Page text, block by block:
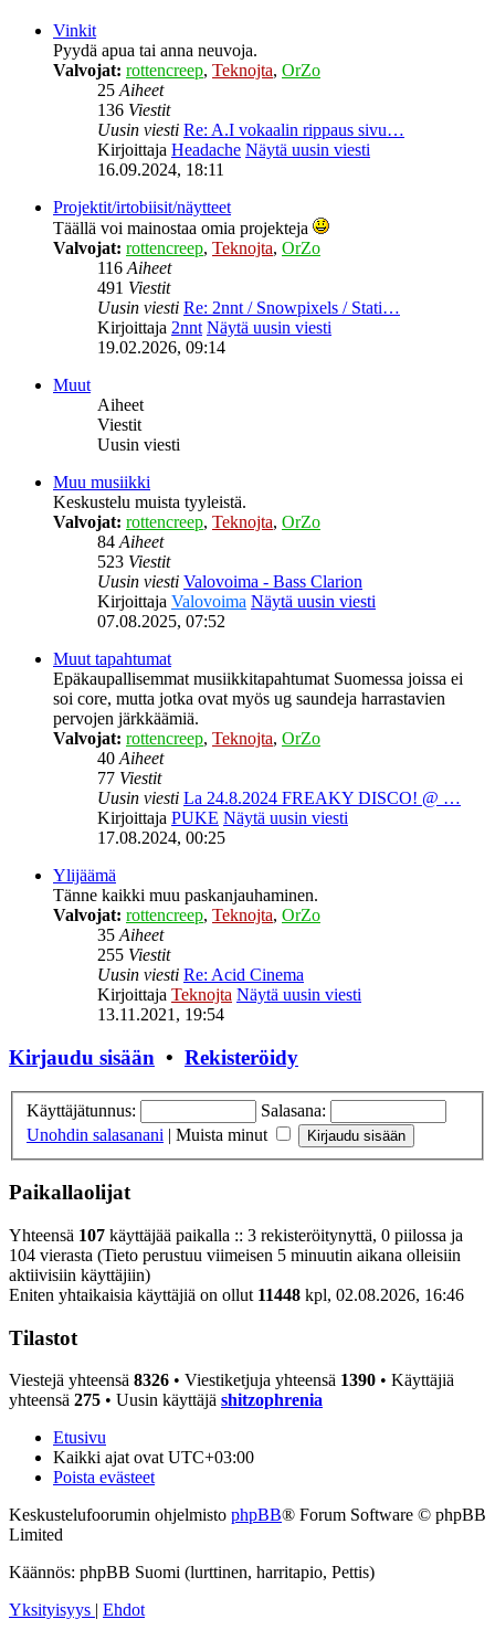
Vinkit
Pyydä apua tai anna neuvoja.
Valvojat: rottencreep, Teknojta, OrZo
25Aiheet
136 Viestit
Uusin viesti Re: A.I vokaalin rippaus sivu…
Kirjoittaja Headache Näytä uusin viesti
16.09.2024, 18:11
Projektit/irtobiisit/näytteet
Täällä voi mainostaa omia projekteja
Valvojat: rottencreep, Teknojta, OrZo
116Aiheet
491 Viestit
Uusin viesti Re: 2nnt / Snowpixels / Stati…
Kirjoittaja 2nnt Näytä uusin viesti
19.02.2026, 09:14
Muut
Aiheet
Viestit
Uusin viesti
Muu musiikki
Keskustelu muista tyyleistä.
Valvojat: rottencreep, Teknojta, OrZo
84Aiheet
523 Viestit
Uusin viesti Valovoima - Bass Clarion
Kirjoittaja Valovoima Näytä uusin viesti
07.08.2025, 07:52
Muut tapahtumat
Epäkaupallisemmat musiikkitapahtumat Suomessa joissa ei
soi core, mutta jotka ovat myös ug saundeja harrastavien
pervojen järkkäämiä.
Valvojat: rottencreep, Teknojta, OrZo
40Aiheet
77 Viestit
Uusin viesti La 24.8.2024 FREAKY DISCO! @ …
Kirjoittaja PUKE Näytä uusin viesti
17.08.2024, 00:25
Ylijäämä
Tänne kaikki muu paskanjauhaminen.
Valvojat: rottencreep, Teknojta, OrZo
35Aiheet
255 Viestit
Uusin viesti Re: Acid Cinema
Kirjoittaja Teknojta Näytä uusin viesti
13.11.2021, 19:54
Kirjaudu sisään • Rekisteröidy
Käyttäjätunnus:
Salasana:
Unohdin salasanani | Muista minut
Paikallaolijat
Yhteensä 107 käyttäjää paikalla :: 3 rekisteröitynyttä, 0 piilossa ja
104 vierasta (Tieto perustuu viimeisen 5 minuutin aikana olleisiin
aktiivisiin käyttäjiin)
Eniten yhtaikaisia käyttäjiä on ollut 11448 kpl, 02.08.2026, 16:46
Tilastot
Viestejä yhteensä 8326 • Viestiketjuja yhteensä 1390 • Käyttäjiä
yhteensä 275 • Uusin käyttäjä shitzophrenia
Etusivu
Kaikki ajat ovat UTC+03:00
Poista evästeet
Keskustelufoorumin ohjelmisto phpBB® Forum Software © phpBB
Limited
Käännös: phpBB Suomi (lurttinen, harritapio, Pettis)
Yksityisyys | Ehdot